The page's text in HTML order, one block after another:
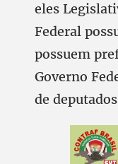
eles
Federal
possuem
Governo
de